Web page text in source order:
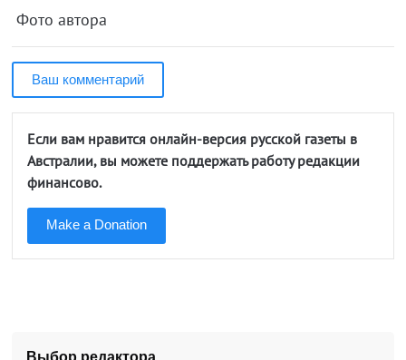
Фото автора
Ваш комментарий
Если вам нравится онлайн-версия русской газеты в
Австралии, вы можете поддержать работу редакции
финансово.
Make a Donation